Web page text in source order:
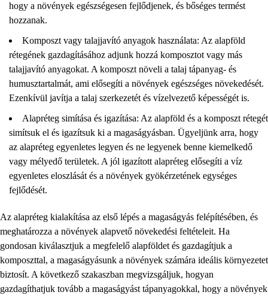
hogy a növények egészségesen fejlődjenek, és bőséges termést
hozzanak.
Komposzt vagy talajjavító anyagok használata: Az alapföld
rétegének gazdagításához adjunk hozzá komposztot vagy más
talajjavító anyagokat. A komposzt növeli a talaj tápanyag- és
humusztartalmát, ami elősegíti a növények egészséges növekedését.
Ezenkívül javítja a talaj szerkezetét és vízelvezető képességét is.
Alapréteg simítása és igazítása: Az alapföld és a komposzt rétegét
simítsuk el és igazítsuk ki a magaságyásban. Ügyeljünk arra, hogy
az alapréteg egyenletes legyen és ne legyenek benne kiemelkedő
vagy mélyedő területek. A jól igazított alapréteg elősegíti a víz
egyenletes eloszlását és a növények gyökérzetének egységes
fejlődését.
Az alapréteg kialakítása az első lépés a magaságyás felépítésében, és
meghatározza a növények alapvető növekedési feltételeit. Ha
gondosan kiválasztjuk a megfelelő alapföldet és gazdagítjuk a
komposzttal, a magaságyásunk a növények számára ideális környezetet
biztosít. A következő szakaszban megvizsgáljuk, hogyan
gazdagíthatjuk tovább a magaságyást tápanyagokkal, hogy a növények